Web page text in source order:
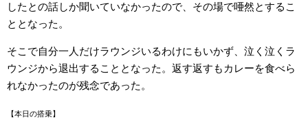
したとの話しか聞いていなかったので、その場で唖然とするこ
ととなった。
そこで自分一人だけラウンジいるわけにもいかず、泣く泣くラ
ウンジから退出することとなった。返す返すもカレーを食べら
れなかったのが残念であった。
【本日の搭乗】